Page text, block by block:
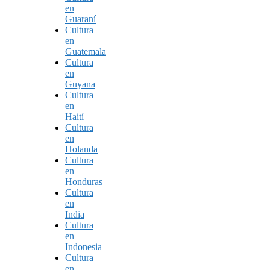
en
Guaraní
Cultura
en
Guatemala
Cultura
en
Guyana
Cultura
en
Haití
Cultura
en
Holanda
Cultura
en
Honduras
Cultura
en
India
Cultura
en
Indonesia
Cultura